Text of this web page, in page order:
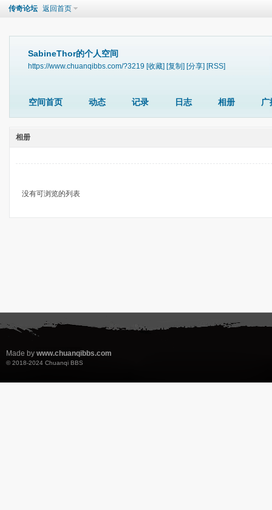
传奇论坛 返回首页
SabineThor的个人空间
https://www.chuanqibbs.com/?3219 [收藏] [复制] [分享] [RSS]
空间首页 动态 记录 日志 相册 广
相册
没有可浏览的列表
Made by www.chuanqibbs.com
© 2018-2024 Chuanqi BBS